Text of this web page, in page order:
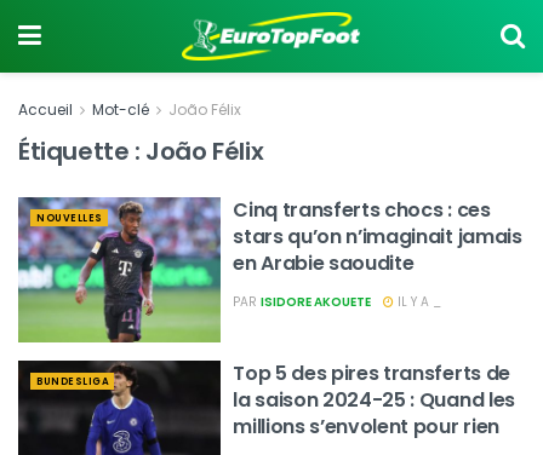
Accueil Mot-clé João Félix
Étiquette : João Félix
NOUVELLES
Cinq transferts chocs : ces
stars qu’on n’imaginait jamais
en Arabie saoudite
PAR ISIDORE AKOUETE IL Y A _
BUNDESLIGA
Top 5 des pires transferts de
la saison 2024-25 : Quand les
millions s’envolent pour rien